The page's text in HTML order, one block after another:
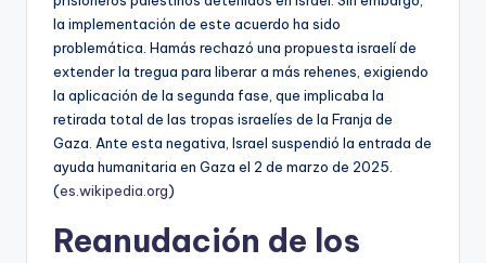
la implementación de este acuerdo ha sido
problemática. Hamás rechazó una propuesta israelí de
extender la tregua para liberar a más rehenes, exigiendo
la aplicación de la segunda fase, que implicaba la
retirada total de las tropas israelíes de la Franja de
Gaza. Ante esta negativa, Israel suspendió la entrada de
ayuda humanitaria en Gaza el 2 de marzo de 2025.
(es.wikipedia.org)
Reanudación de los